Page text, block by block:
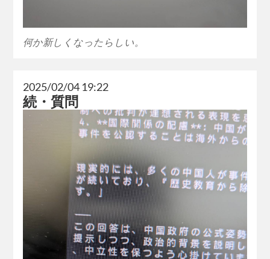
何か新しくなったらしい。
2025/02/04 19:22
続・質問